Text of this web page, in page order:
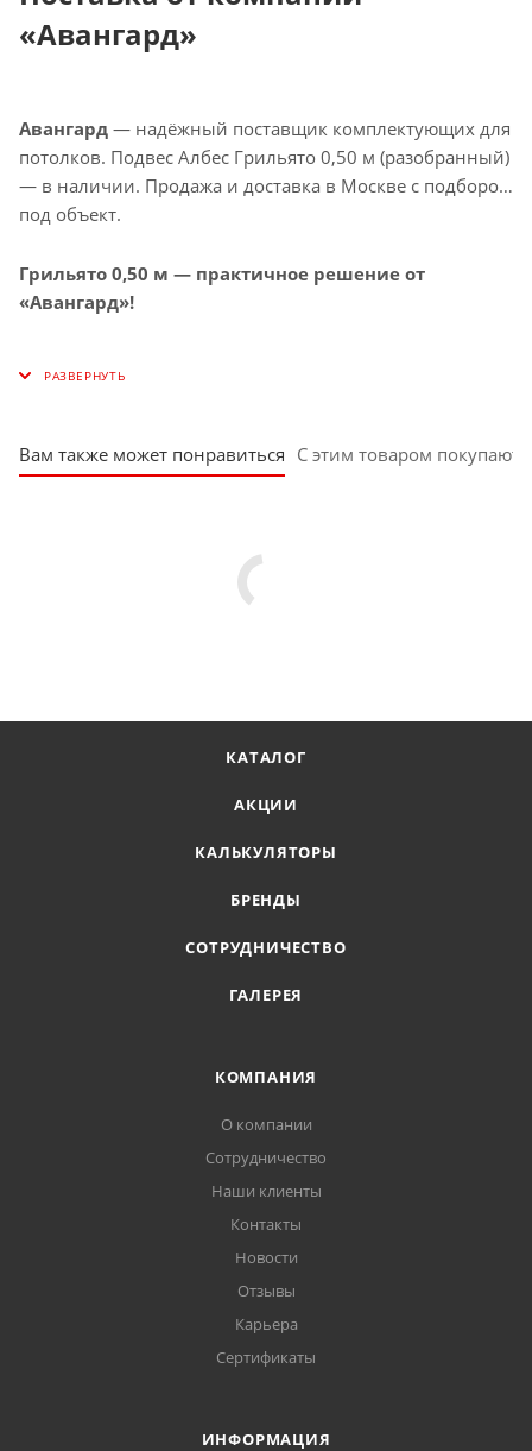
«Авангард»
Авангард — надёжный поставщик комплектующих для
потолков. Подвес Албес Грильято 0,50 м (разобранный)
— в наличии. Продажа и доставка в Москве с подбором
под объект.
Грильято 0,50 м — практичное решение от
«Авангард»!
Вам также может понравиться С этим товаром покупают
КАТАЛОГ
АКЦИИ
КАЛЬКУЛЯТОРЫ
БРЕНДЫ
СОТРУДНИЧЕСТВО
ГАЛЕРЕЯ
КОМПАНИЯ
О компании
Сотрудничество
Наши клиенты
Контакты
Новости
Отзывы
Карьера
Сертификаты
ИНФОРМАЦИЯ